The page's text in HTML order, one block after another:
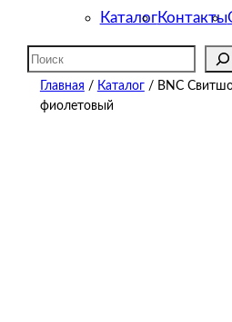
КаталогКонтакты
Поиск
Главная / Каталог/ BNC
фиолетовый